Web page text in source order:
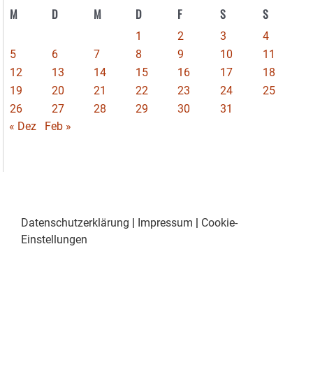
M D M D F S S
1 2 3
4
5
6 7 8 9 10
11
12
13 14 15 16 17
18
19
20 21 22 23 24
25
26
27 28 29 30
31
« Dez
Feb »
Datenschutzerklärung | Impressum | Cookie-
Einstellungen